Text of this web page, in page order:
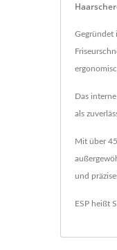
Gegründet
Das
als
Mit über
und
ESP heißt